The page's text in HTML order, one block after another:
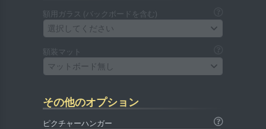
額用ガラス (バックボードを含む)
選択してください
額装マット
マットボード無し
その他のオプション
ピクチャーハンガー